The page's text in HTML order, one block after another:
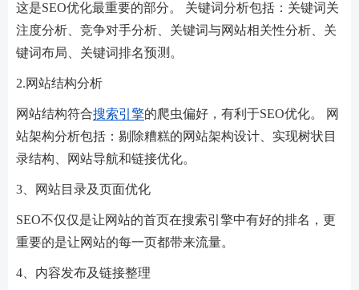
这是SEO优化最重要的部分。 关键词分析包括：关键词关
注度分析、竞争对手分析、关键词与网站相关性分析、关
键词布局、关键词排名预测。
2.网站结构分析
网站结构符合搜索引擎的爬虫偏好，有利于SEO优化。 网
站架构分析包括：剔除糟糕的网站架构设计、实现树状目
录结构、网站导航和链接优化。
3、网站目录及页面优化
SEO不仅仅是让网站的首页在搜索引擎中有好的排名，更
重要的是让网站的每一页都带来流量。
4、内容发布及链接整理